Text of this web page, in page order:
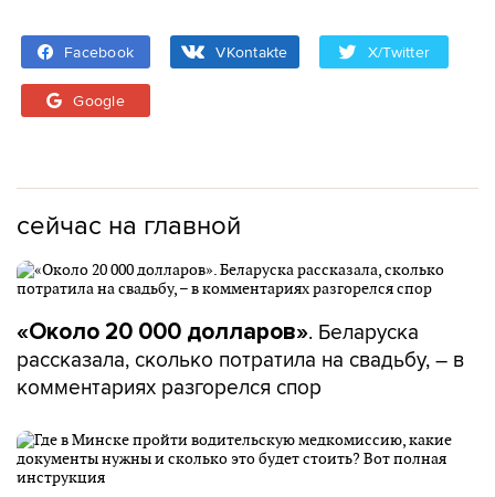
Facebook VKontakte X/Twitter
Google
сейчас на главной
«Около 20 000 долларов». Беларуска
рассказала, сколько потратила на свадьбу, – в
комментариях разгорелся спор